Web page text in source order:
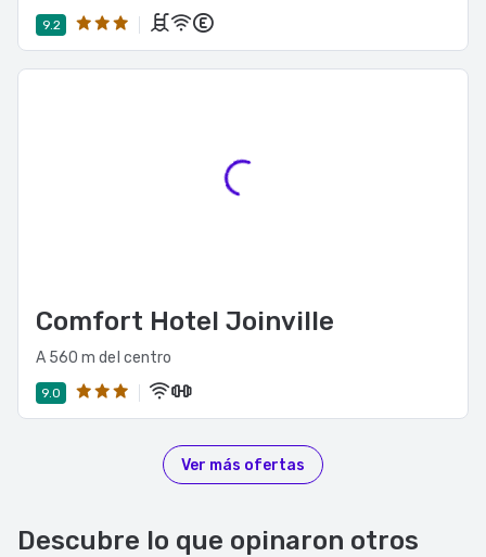
9.2
Comfort Hotel Joinville
A 560 m del centro
9.0
Ver más ofertas
Descubre lo que opinaron otros